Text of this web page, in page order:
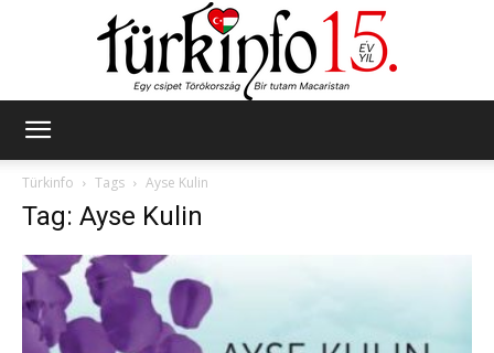
Türkinfo
Tags Ayse Kulin
Tag: Ayse Kulin